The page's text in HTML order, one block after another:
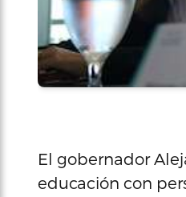
El gobernador
educación con